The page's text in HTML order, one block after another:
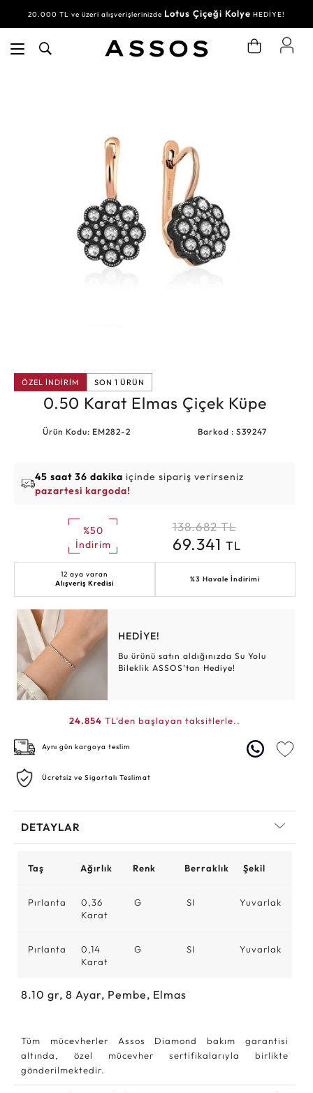
20.000 TL ve üzeri alışverişlerinizde Lotus Çiçeği Kolye HEDİYE!
ÖZEL İNDİRİM SON 1 ÜRÜN
0.50 Karat Elmas Çiçek Küpe
Ürün Kodu: EM282-2 Barkod : S39247
45 saat 36 dakika içinde sipariş verirseniz
pazartesi kargoda!
%50
İndirim
138.682 TL
69.341 TL
12 aya varan
Alışveriş Kredisi
%3 Havale İndirimi
HEDİYE!
Bu ürünü satın aldığınızda Su Yolu
Bileklik ASSOS’tan Hediye!
24.854 TL'den başlayan taksitlerle..
Aynı gün kargoya teslim
Ücretsiz ve Sigortalı Teslimat
DETAYLAR
Taş Ağırlık Renk Berraklık Şekil
Pırlanta
0,36
Karat
G SI Yuvarlak
Pırlanta
0,14
Karat
G SI Yuvarlak
8.10 gr, 8 Ayar, Pembe, Elmas
Tüm mücevherler Assos Diamond bakım garantisi
altında, özel mücevher sertifikalarıyla birlikte
gönderilmektedir.